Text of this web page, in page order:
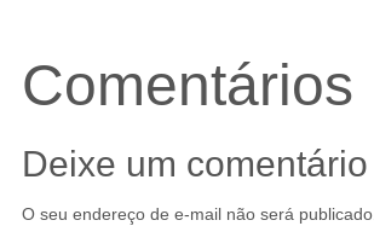
Comentários
Deixe um comentário
O seu endereço de e-mail não será publicado.